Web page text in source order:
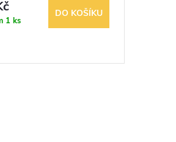
1 ks
DO KOŠÍKU